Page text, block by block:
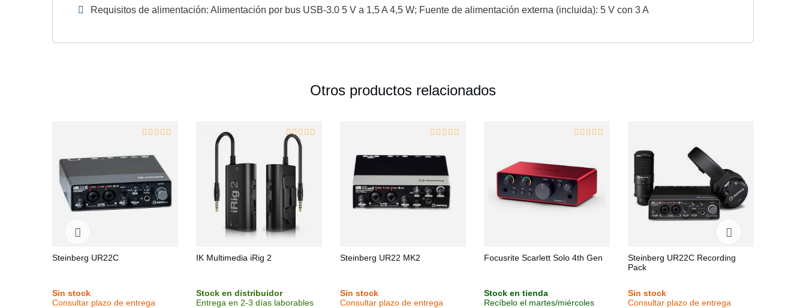
Requisitos de alimentación: Alimentación por bus USB-3.0 5 V a 1,5 A 4,5 W; Fuente de alimentación externa (incluida): 5 V con 3 A
Otros productos relacionados
Steinberg UR22C
Sin stock
Consultar plazo de entrega
IK Multimedia iRig 2
Stock en distribuidor
Entrega en 2-3 días laborables
Steinberg UR22 MK2
Sin stock
Consultar plazo de entrega
Focusrite Scarlett Solo 4th Gen
Stock en tienda
Recíbelo el martes/miércoles
Steinberg UR22C Recording
Pack
Sin stock
Consultar plazo de entrega